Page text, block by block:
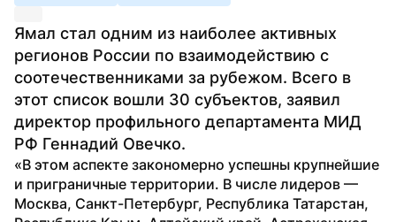
Ямал стал одним из наиболее активных
регионов России по взаимодействию с
соотечественниками за рубежом. Всего в
этот список вошли 30 субъектов, заявил
директор профильного департамента МИД
РФ Геннадий Овечко.
«В этом аспекте закономерно успешны крупнейшие
и приграничные территории. В числе лидеров —
Москва, Санкт-Петербург, Республика Татарстан,